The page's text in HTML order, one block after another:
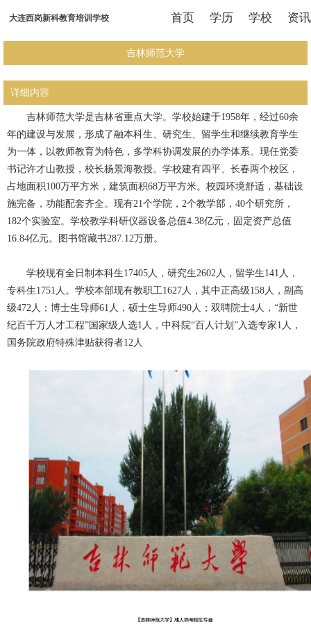
大连西岗新科教育培训学校 首页 学历 学校 资讯
吉林师范大学
详细内容
吉林师范大学是吉林省重点大学。学校始建于1958年，经过60余
年的建设与发展，形成了融本科生、研究生、留学生和继续教育学生
为一体，以教师教育为特色，多学科协调发展的办学体系。现任党委
书记许才山教授，校长杨景海教授。学校建有四平、长春两个校区，
占地面积100万平方米，建筑面积68万平方米。校园环境舒适，基础设
施完备，功能配套齐全。现有21个学院，2个教学部，40个研究所，
182个实验室。学校教学科研仪器设备总值4.38亿元，固定资产总值
16.84亿元。图书馆藏书287.12万册。
学校现有全日制本科生17405人，研究生2602人，留学生141人，
专科生1751人。学校本部现有教职工1627人，其中正高级158人，副高
级472人；博士生导师61人，硕士生导师490人；双聘院士4人，“新世
纪百千万人才工程”国家级人选1人，中科院“百人计划”入选专家1人，
国务院政府特殊津贴获得者12人